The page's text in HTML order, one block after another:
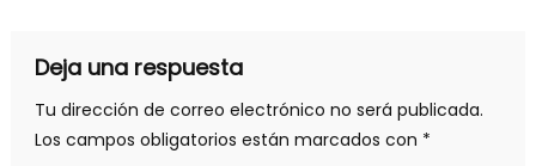
Deja una respuesta
Tu dirección de correo electrónico no será publicada.
Los campos obligatorios están marcados con *